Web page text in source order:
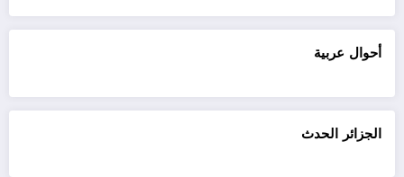
أحوال عربية
الجزائر الحدث